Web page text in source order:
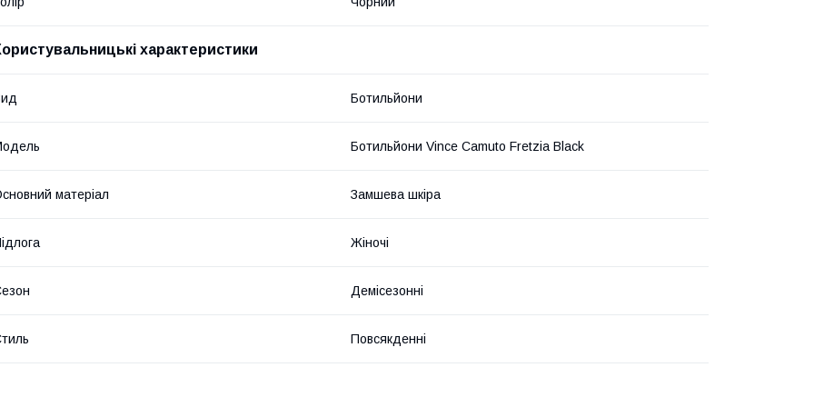
характеристики
Ботильйони
Ботильйони Vince Camuto Fretzia Black
матеріал Замшева шкіра
Жіночі
Демісезонні
Повсякденні